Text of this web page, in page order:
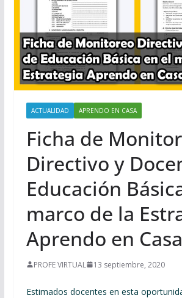
ACTUALIDAD APRENDO EN CASA
Ficha de
Directivo y
Educación
marco de la
Aprendo en
PROFE VIRTUAL 13 septiembre, 2020
Estimados docentes en esta